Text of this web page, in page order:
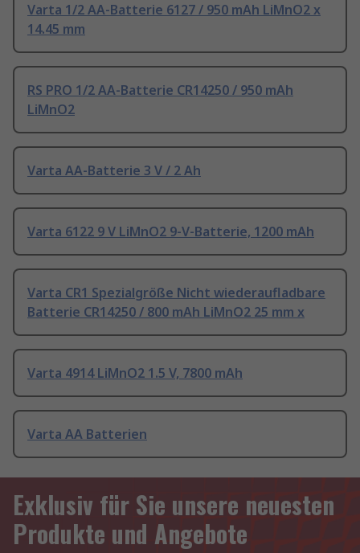
Varta 1/2 AA-Batterie 6127 / 950 mAh LiMnO2 x
14.45 mm
RS PRO 1/2 AA-Batterie CR14250 / 950 mAh
LiMnO2
Varta AA-Batterie 3 V / 2 Ah
Varta 6122 9 V LiMnO2 9-V-Batterie, 1200 mAh
Varta CR1 Spezialgröße Nicht wiederaufladbare
Batterie CR14250 / 800 mAh LiMnO2 25 mm x
Varta 4914 LiMnO2 1.5 V, 7800 mAh
Varta AA Batterien
Exklusiv für Sie unsere neuesten
Produkte und Angebote